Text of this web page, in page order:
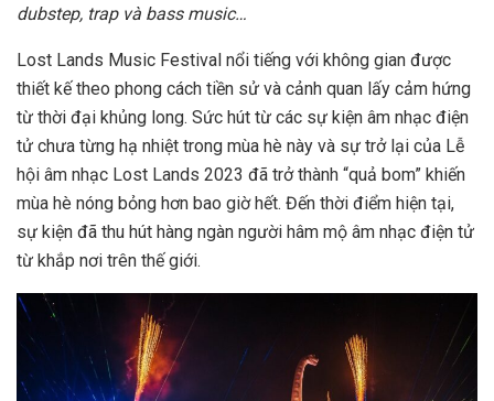
dubstep, trap và bass music…
Lost Lands Music Festival nổi tiếng với không gian được
thiết kế theo phong cách tiền sử và cảnh quan lấy cảm hứng
từ thời đại khủng long. Sức hút từ các sự kiện âm nhạc điện
tử chưa từng hạ nhiệt trong mùa hè này và sự trở lại của Lễ
hội âm nhạc Lost Lands 2023 đã trở thành “quả bom” khiến
mùa hè nóng bỏng hơn bao giờ hết. Đến thời điểm hiện tại,
sự kiện đã thu hút hàng ngàn người hâm mộ âm nhạc điện tử
từ khắp nơi trên thế giới.